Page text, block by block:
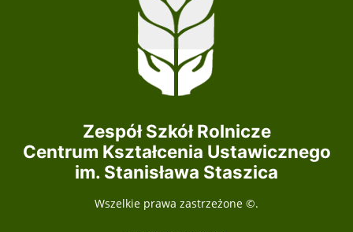
Zespół Szkół Rolnicze
Centrum Kształcenia Ustawicznego
im. Stanisława Staszica
Wszelkie prawa zastrzeżone ©.